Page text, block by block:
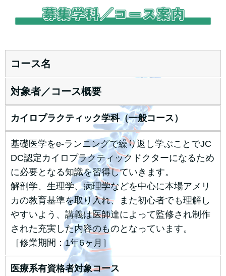
コース名
対象者／コース概要
カイロプラクティック学科（一般コース）
基礎医学をe-ランニングで繰り返し学ぶことでJC
DC認定カイロプラクティックドクターになるため
に必要となる知識を習得していきます。
解剖学、生理学、病理学などを中心に本場アメリ
カの教育基準を取り入れ、また初心者でも理解し
やすいよう、講義は医師達によって監修され制作
された充実した内容のものとなっています。
［修業期間：1年6ヶ月］
医療系有資格者対象コース